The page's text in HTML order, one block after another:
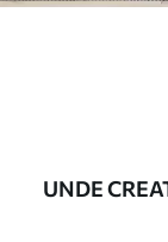
UNDE